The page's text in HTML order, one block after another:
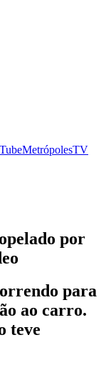
MetrópolesTV
por
para
ao carro.
teve